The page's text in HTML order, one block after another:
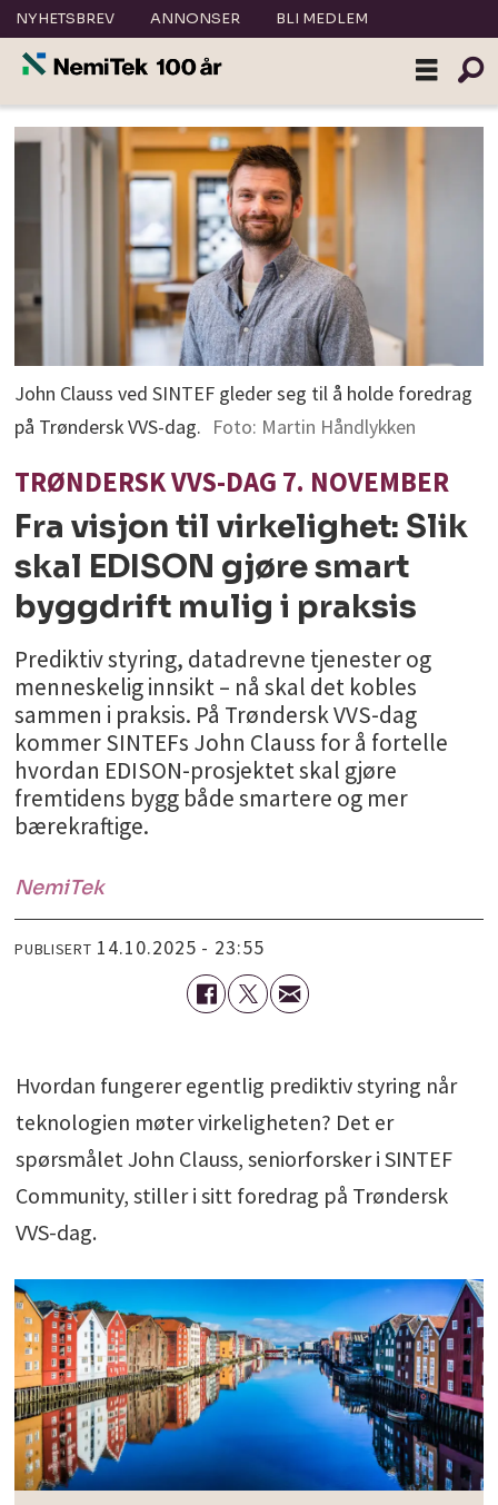
NYHETSBREV ANNONSER BLI MEDLEM
John Clauss ved SINTEF gleder seg til å holde foredrag
på Trøndersk VVS-dag. Foto: Martin Håndlykken
TRØNDERSK VVS-DAG 7. NOVEMBER
Fra visjon til virkelighet: Slik
skal EDISON gjøre smart
byggdrift mulig i praksis
Prediktiv styring, datadrevne tjenester og
menneskelig innsikt – nå skal det kobles
sammen i praksis. På Trøndersk VVS-dag
kommer SINTEFs John Clauss for å fortelle
hvordan EDISON-prosjektet skal gjøre
fremtidens bygg både smartere og mer
bærekraftige.
NemiTek
PUBLISERT 14.10.2025 - 23:55
Hvordan fungerer egentlig prediktiv styring når
teknologien møter virkeligheten? Det er
spørsmålet John Clauss, seniorforsker i SINTEF
Community, stiller i sitt foredrag på Trøndersk
VVS-dag.